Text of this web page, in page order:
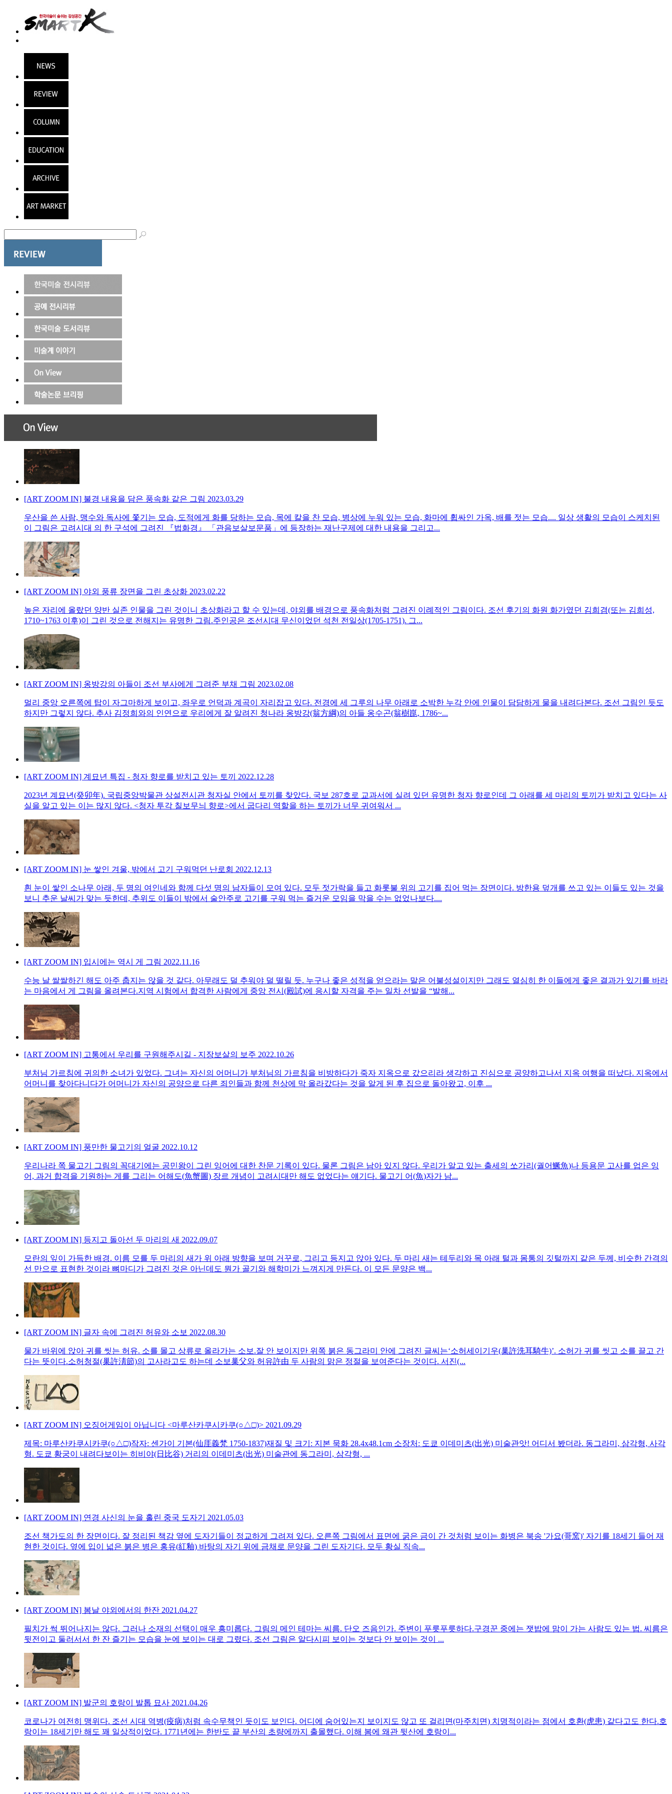
[ART ZOOM IN] 불경 내용을 담은 풍속화 같은 그림 2023.03.29
우산을 쓴 사람, 맹수와 독사에 쫓기는 모습, 도적에게 화를 당하는 모습, 목에 칼을 찬 모습, 병상에 누워 있는 모습, 화마에 휩싸인 가옥, 배를 젓는 모습.... 일상 생활의 모습이 스케치된
이 그림은 고려시대 의 한 구석에 그려진 『법화경』 「관음보살보문품」에 등장하는 재난구제에 대한 내용을 그리고...
[ART ZOOM IN] 야외 풍류 장면을 그린 초상화 2023.02.22
높은 자리에 올랐던 양반 실존 인물을 그린 것이니 초상화라고 할 수 있는데, 야외를 배경으로 풍속화처럼 그려진 이례적인 그림이다. 조선 후기의 화원 화가였던 김희겸(또는 김희성,
1710~1763 이후)이 그린 것으로 전해지는 유명한 그림.주인공은 조선시대 무신이었던 석천 전일상(1705-1751). 그...
[ART ZOOM IN] 옹방강의 아들이 조선 부사에게 그려준 부채 그림 2023.02.08
멀리 중앙 오른쪽에 탑이 자그마하게 보이고, 좌우로 언덕과 계곡이 자리잡고 있다. 전경에 세 그루의 나무 아래로 소박한 누각 안에 인물이 담담하게 물을 내려다본다. 조선 그림인 듯도
하지만 그렇지 않다. 추사 김정희와의 인연으로 우리에게 잘 알려진 청나라 옹방강(翁方綱)의 아들 옹수곤(翁樹崑, 1786~...
[ART ZOOM IN] 계묘년 특집 - 청자 향로를 받치고 있는 토끼 2022.12.28
2023년 계묘년(癸卯年). 국립중앙박물관 상설전시관 청자실 안에서 토끼를 찾았다. 국보 287호로 교과서에 실려 있던 유명한 청자 향로인데 그 아래를 세 마리의 토끼가 받치고 있다는 사
실을 알고 있는 이는 많지 않다. <청자 투각 칠보무늬 향로>에서 굽다리 역할을 하는 토끼가 너무 귀여워서 ...
[ART ZOOM IN] 눈 쌓인 겨울, 밖에서 고기 구워먹던 난로회 2022.12.13
흰 눈이 쌓인 소나무 아래, 두 명의 여인네와 함께 다섯 명의 남자들이 모여 있다. 모두 젓가락을 들고 화롯불 위의 고기를 집어 먹는 장면이다. 방한용 덮개를 쓰고 있는 이들도 있는 것을
보니 추운 날씨가 맞는 듯한데, 추위도 이들이 밖에서 술안주로 고기를 구워 먹는 즐거운 모임을 막을 수는 없었나보다....
[ART ZOOM IN] 입시에는 역시 게 그림 2022.11.16
수능 날 쌀쌀하긴 해도 아주 춥지는 않을 것 같다. 아무래도 덜 추워야 덜 떨릴 듯. 누구나 좋은 성적을 얻으라는 말은 어불성설이지만 그래도 열심히 한 이들에게 좋은 결과가 있기를 바라
는 마음에서 게 그림을 올려본다.지역 시험에서 합격한 사람에게 중앙 전시(殿試)에 응시할 자격을 주는 일차 선발을 “발해...
[ART ZOOM IN] 고통에서 우리를 구원해주시길 - 지장보살의 보주 2022.10.26
부처님 가르침에 귀의한 소녀가 있었다. 그녀는 자신의 어머니가 부처님의 가르침을 비방하다가 죽자 지옥으로 갔으리라 생각하고 진심으로 공양하고나서 지옥 여행을 떠났다. 지옥에서
어머니를 찾아다니다가 어머니가 자신의 공양으로 다른 죄인들과 함께 천상에 막 올라갔다는 것을 알게 된 후 집으로 돌아왔고, 이후 ...
[ART ZOOM IN] 풍만한 물고기의 얼굴 2022.10.12
우리나라 쪽 물고기 그림의 꼭대기에는 공민왕이 그린 잉어에 대한 찬문 기록이 있다. 물론 그림은 남아 있지 않다. 우리가 알고 있는 출세의 쏘가리(궐어鱖魚)나 등용문 고사를 업은 잉
어, 과거 합격을 기원하는 게를 그리는 어해도(魚蟹圖) 장르 개념이 고려시대만 해도 없었다는 얘기다. 물고기 어(魚)자가 남...
[ART ZOOM IN] 등지고 돌아선 두 마리의 새 2022.09.07
모란의 잎이 가득한 배경. 이름 모를 두 마리의 새가 위 아래 방향을 보며 거꾸로, 그리고 등지고 앉아 있다. 두 마리 새는 테두리와 목 아래 털과 몸통의 깃털까지 같은 두께, 비슷한 간격의
선 만으로 표현한 것이라 뼈마디가 그려진 것은 아닌데도 뭔가 골기와 해학미가 느껴지게 만든다. 이 모든 문양은 백...
[ART ZOOM IN] 글자 속에 그려진 허유와 소보 2022.08.30
물가 바위에 앉아 귀를 씻는 허유. 소를 몰고 상류로 올라가는 소보.잘 안 보이지만 위쪽 붉은 동그라미 안에 그려진 글씨는‘소허세이기우(巢許洗耳騎牛)’. 소허가 귀를 씻고 소를 끌고 간
다는 뜻이다.소허청절(巢許淸節)의 고사라고도 하는데 소보巢父와 허유許由 두 사람의 맑은 정절을 보여준다는 것이다. 서진(...
[ART ZOOM IN] 오징어게임이 아닙니다 <마루산카쿠시카쿠(○△□)> 2021.09.29
제목: 마루산카쿠시카쿠(○△□)작자: 센가이 기본(仙厓義梵 1750-1837)재질 및 크기: 지본 묵화 28.4x48.1cm 소장처: 도쿄 이데미츠(出光) 미술관앗! 어디서 봤더라. 동그라미, 삼각형, 사각
형. 도쿄 황궁이 내려다보이는 히비야(日比谷) 거리의 이데미츠(出光) 미술관에 동그라미, 삼각형, ...
[ART ZOOM IN] 연경 사신의 눈을 홀린 중국 도자기 2021.05.03
조선 책가도의 한 장면이다. 잘 정리된 책감 옆에 도자기들이 정교하게 그려져 있다. 오른쪽 그림에서 표면에 굵은 금이 간 것처럼 보이는 화병은 북송 '가요(哥窯)' 자기를 18세기 들어 재
현한 것이다. 옆에 입이 넓은 붉은 병은 홍유(紅釉) 바탕의 자기 위에 금채로 문양을 그린 도자기다. 모두 황실 직속...
[ART ZOOM IN] 봄날 야외에서의 한잔 2021.04.27
필치가 썩 뛰어나지는 않다. 그러나 소재의 선택이 매우 흥미롭다. 그림의 메인 테마는 씨름. 단오 즈음인가. 주변이 푸릇푸릇하다.구경꾼 중에는 잿밥에 맘이 가는 사람도 있는 법. 씨름은
뒷전이고 둘러서서 한 잔 즐기는 모습을 눈에 보이는 대로 그렸다. 조선 그림은 알다시피 보이는 것보다 안 보이는 것이 ...
[ART ZOOM IN] 발군의 호랑이 발톱 묘사 2021.04.26
코로나가 여전히 맹위다. 조선 시대 역병(疫病)처럼 속수무책인 듯이도 보인다. 어디에 숨어있는지 보이지도 않고 또 걸리면(마주치면) 치명적이라는 점에서 호환(虎患) 같다고도 한다.호
랑이는 18세기만 해도 꽤 일상적이었다. 1771년에는 한반도 끝 부산의 초량에까지 출몰했다. 이해 봄에 왜관 뒷산에 호랑이...